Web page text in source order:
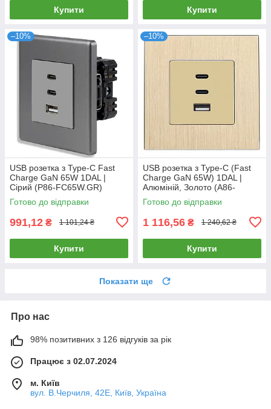
Купити Купити
–10%
USB розетка з Type-C Fast
Charge GaN 65W 1DAL |
Сірий (P86-FC65W.GR)
Готово до відправки
991,12 ₴ 1 101,24 ₴
Купити
–10%
USB розетка з Type-C (Fast
Charge GaN 65W) 1DAL |
Алюміній, Золото (A86-
FC65W.GD)
Готово до відправки
1 116,56 ₴ 1 240,62 ₴
Купити
Показати ще
Про нас
98% позитивних з 126 відгуків за рік
Працює з 02.07.2024
м. Київ
вул. В.Черчиля, 42Е, Київ, Україна